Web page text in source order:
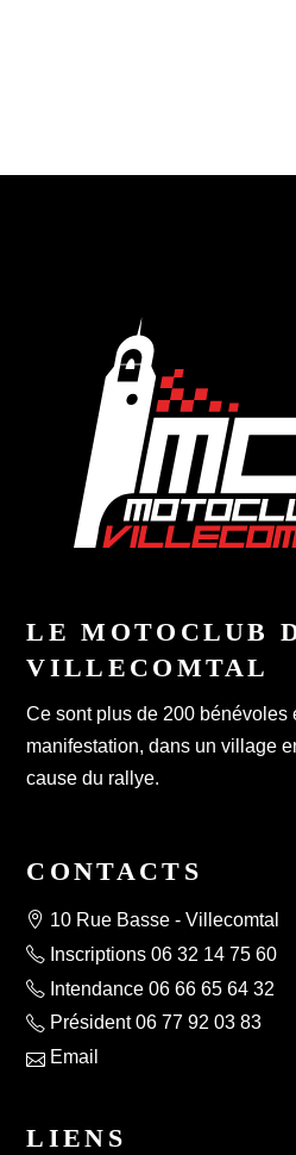
LE MOTOCLUB
VILLECOMTAL
Ce sont plus de 200 bénévoles
manifestation, dans un village
cause du rallye.
CONTACTS
10 Rue Basse - Villecomtal
Inscriptions 06 32 14 75 60
Intendance 06 66 65 64 32
Président 06 77 92 03 83
Email
LIENS